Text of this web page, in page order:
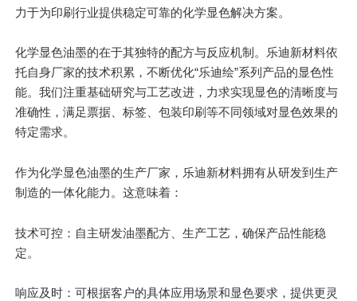
力于为印刷行业提供稳定可靠的化学显色解决方案。
化学显色油墨的在于其独特的配方与反应机制。乐迪新材料依
托自身厂家的技术积累，不断优化“乐迪绘”系列产品的显色性
能。我们注重基础研究与工艺改进，力求实现显色的清晰度与
准确性，满足票据、标签、包装印刷等不同领域对显色效果的
特定需求。
作为化学显色油墨的生产厂家，乐迪新材料拥有从研发到生产
制造的一体化能力。这意味着：
技术可控：自主研发油墨配方、生产工艺，确保产品性能稳
定。
响应及时：可根据客户的具体应用场景和显色要求，提供更灵